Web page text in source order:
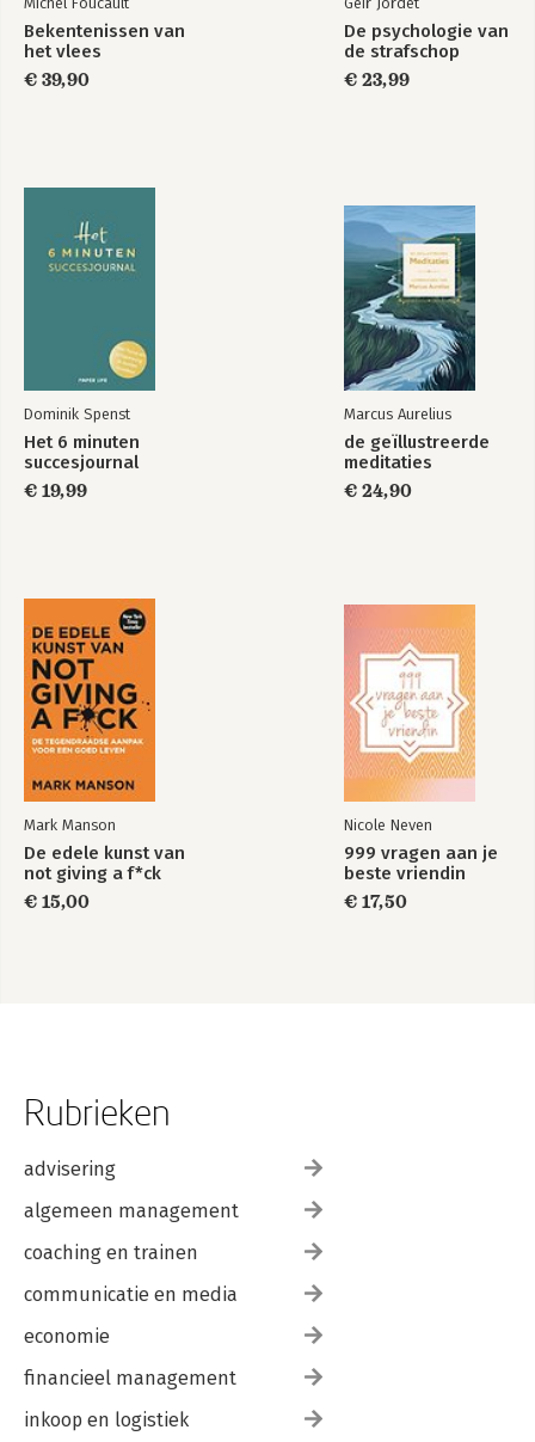
Bekentenissen van
het vlees
€ 39,90
De psychologie van
de strafschop
€ 23,99
Dominik Spenst
Het 6 minuten
succesjournal
€ 19,99
Marcus Aurelius
de geïllustreerde
meditaties
€ 24,90
Mark Manson
De edele kunst van
not giving a f*ck
€ 15,00
Nicole Neven
999 vragen aan je
beste vriendin
€ 17,50
Rubrieken
advisering
algemeen management
coaching en trainen
communicatie en media
economie
financieel management
inkoop en logistiek